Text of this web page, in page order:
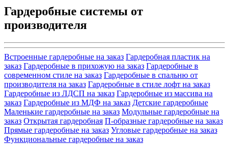
Гардеробные системы от
производителя
Встроенные гардеробные на заказ Гардеробная пластик на
заказ Гардеробные в прихожую на заказ Гардеробные в
современном стиле на заказ Гардеробные в спальню от
производителя на заказ Гардеробные в стиле лофт на заказ
Гардеробные из ЛДСП на заказ Гардеробные из массива на
заказ Гардеробные из МДФ на заказ Детские гардеробные
Маленькие гардеробные на заказ Модульные гардеробные на
заказ Открытая гардеробная П-образные гардеробные на заказ
Прямые гардеробные на заказ Угловые гардеробные на заказ
Функциональные гардеробные на заказ